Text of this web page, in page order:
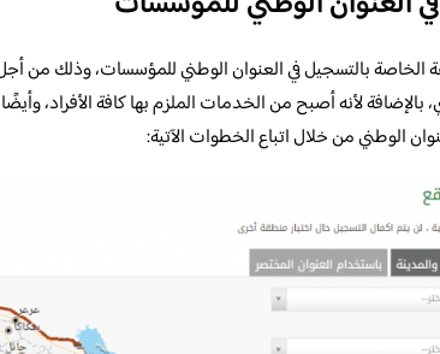
الخاصة بالتسجيل في العنوان الوطني للمؤسسات، وذلك من أجل
بالإضافة لأنه أصبح من الخدمات الملزم بها كافة الأفراد،
الوطني من خلال اتباع الخطوات الآتية: